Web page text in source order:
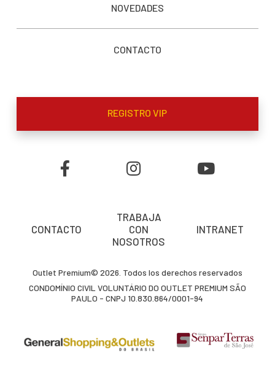
NOVEDADES
CONTACTO
REGISTRO VIP
CONTACTO
TRABAJA
CON
NOSOTROS
INTRANET
Outlet Premium© 2026. Todos los derechos reservados
CONDOMÍNIO CIVIL VOLUNTÁRIO DO OUTLET PREMIUM SÃO
PAULO - CNPJ 10.830.864/0001-94